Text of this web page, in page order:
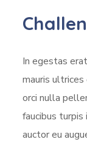
In egestas
mauris
orci nulla
faucibus turpis
auctor eu